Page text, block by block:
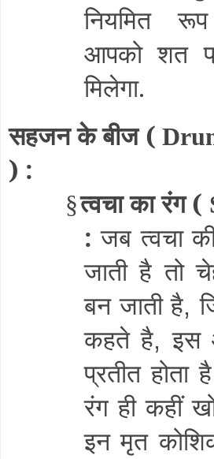
नियमित
आपको शत
मिलेगा.
सहजन के बीज (
) :
§त्वचा का रंग (
:जब त्वचा
जाती है तो
बन जाती है,
कहते है,इस
प्रतीत होता
रंग ही कहीं
इन मृत